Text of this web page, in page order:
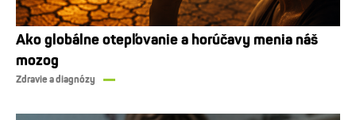
Ako globálne otepľovanie a horúčavy menia náš
mozog
Zdravie a diagnózy